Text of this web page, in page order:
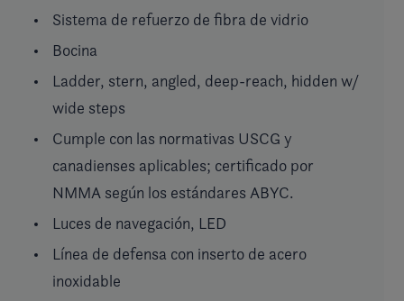
Sistema de refuerzo de fibra de vidrio
Bocina
Ladder, stern, angled, deep-reach, hidden w/
wide steps
Cumple con las normativas USCG y
canadienses aplicables; certificado por
NMMA según los estándares ABYC.
Luces de navegación, LED
Línea de defensa con inserto de acero
inoxidable